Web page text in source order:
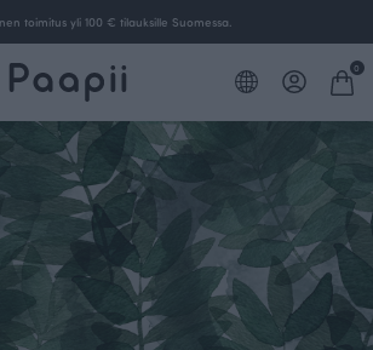
toimitus yli 100 € tilauksille Suomessa.
0